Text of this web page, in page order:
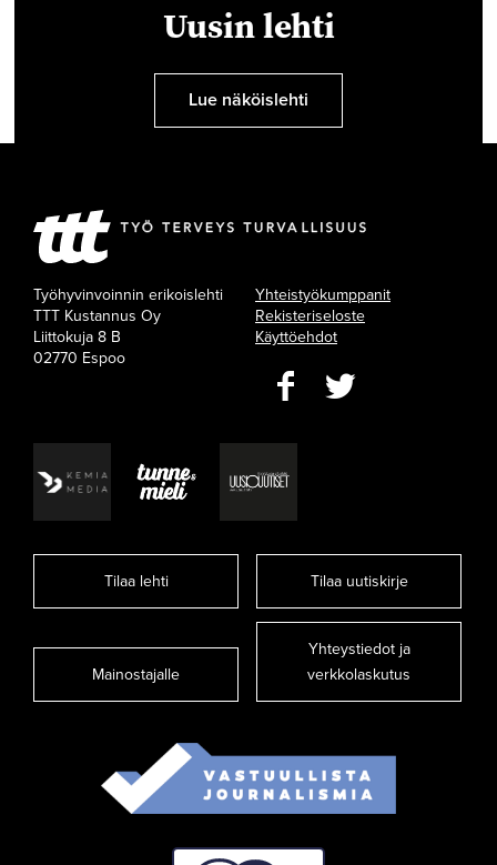
Uusin lehti
Lue näköislehti
Työhyvinvoinnin erikoislehti
TTT Kustannus Oy
Liittokuja 8 B
02770 Espoo
Yhteistyökumppanit
Rekisteriseloste
Käyttöehdot
Tilaa lehti Tilaa uutiskirje
Mainostajalle
Yhteystiedot ja
verkkolaskutus